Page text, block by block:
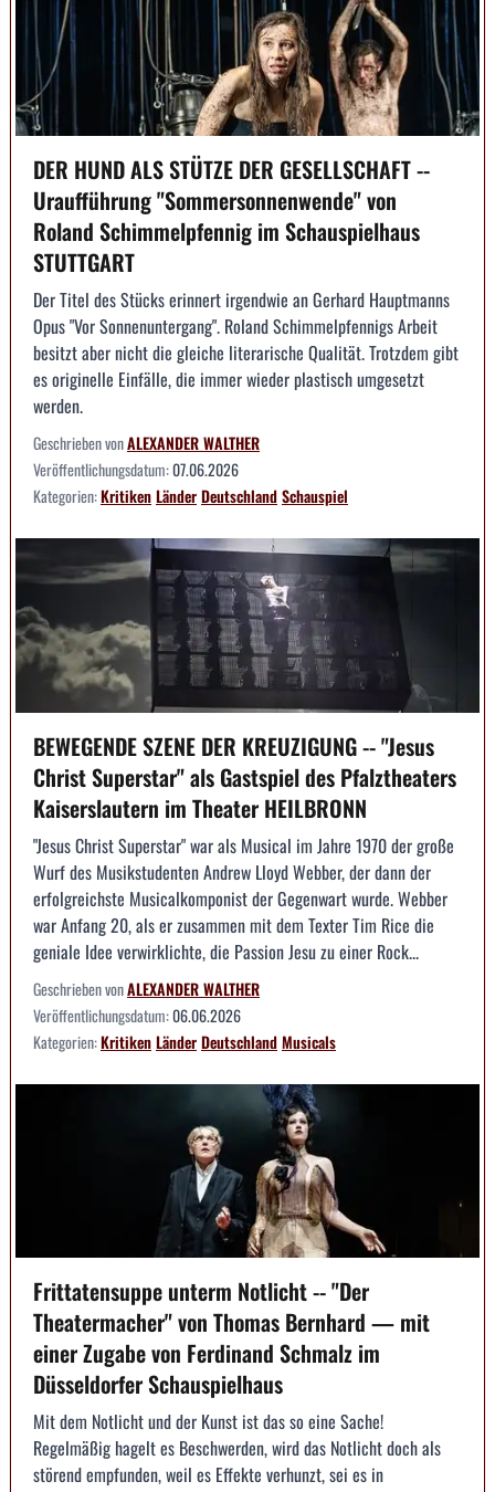
DER HUND ALS STÜTZE DER GESELLSCHAFT --
Uraufführung "Sommersonnenwende" von
Roland Schimmelpfennig im Schauspielhaus
STUTTGART
Der Titel des Stücks erinnert irgendwie an Gerhard Hauptmanns
Opus "Vor Sonnenuntergang". Roland Schimmelpfennigs Arbeit
besitzt aber nicht die gleiche literarische Qualität. Trotzdem gibt
es originelle Einfälle, die immer wieder plastisch umgesetzt
werden.
Geschrieben vonALEXANDER WALTHER
Veröffentlichungsdatum:07.06.2026
Kategorien:KritikenLänderDeutschlandSchauspiel
BEWEGENDE SZENE DER KREUZIGUNG -- "Jesus
Christ Superstar" als Gastspiel des Pfalztheaters
Kaiserslautern im Theater HEILBRONN
"Jesus Christ Superstar" war als Musical im Jahre 1970 der große
Wurf des Musikstudenten Andrew Lloyd Webber, der dann der
erfolgreichste Musicalkomponist der Gegenwart wurde. Webber
war Anfang 20, als er zusammen mit dem Texter Tim Rice die
geniale Idee verwirklichte, die Passion Jesu zu einer Rock...
Geschrieben vonALEXANDER WALTHER
Veröffentlichungsdatum:06.06.2026
Kategorien:KritikenLänderDeutschlandMusicals
Frittatensuppe unterm Notlicht -- "Der
Theatermacher" von Thomas Bernhard — mit
einer Zugabe von Ferdinand Schmalz im
Düsseldorfer Schauspielhaus
Mit dem Notlicht und der Kunst ist das so eine Sache!
Regelmäßig hagelt es Beschwerden, wird das Notlicht doch als
störend empfunden, weil es Effekte verhunzt, sei es in